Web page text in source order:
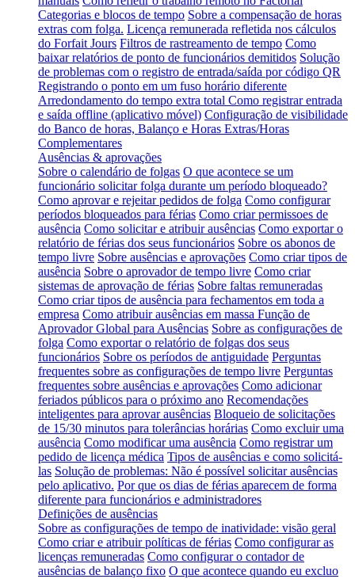
Categorias e blocos de tempo Sobre a compensação de horas
extras com folga. Licença remunerada refletida nos cálculos
do Forfait Jours Filtros de rastreamento de tempo Como
baixar relatórios de ponto de funcionários demitidos Solução
de problemas com o registro de entrada/saída por código QR
Registrando o ponto em um fuso horário diferente
Arredondamento do tempo extra total Como registrar entrada
e saída offline (aplicativo móvel) Configuração de visibilidade
do Banco de horas, Balanço e Horas Extras/Horas
Complementares
Ausências & aprovações
Sobre o calendário de folgas O que acontece se um
funcionário solicitar folga durante um período bloqueado?
Como aprovar e rejeitar pedidos de folga Como configurar
períodos bloqueados para férias Como criar permissoes de
ausência Como solicitar e atribuir ausências Como exportar o
relatório de férias dos seus funcionários Sobre os abonos de
tempo livre Sobre ausências e aprovações Como criar tipos de
ausência Sobre o aprovador de tempo livre Como criar
sistemas de aprovação de férias Sobre faltas remuneradas
Como criar tipos de ausência para fechamentos em toda a
empresa Como atribuir ausências em massa Função de
Aprovador Global para Ausências Sobre as configurações de
folga Como exportar o relatório de folgas dos seus
funcionários Sobre os períodos de antiguidade Perguntas
frequentes sobre as configurações de tempo livre Perguntas
frequentes sobre ausências e aprovações Como adicionar
feriados públicos para o próximo ano Recomendações
inteligentes para aprovar ausências Bloqueio de solicitações
de 15/30 minutos para tolerâncias horárias Como excluir uma
ausência Como modificar uma ausência Como registrar um
pedido de licença médica Tipos de ausências e como solicitá-
las Solução de problemas: Não é possível solicitar ausências
pelo aplicativo. Por que os dias de férias aparecem de forma
diferente para funcionários e administradores
Definições de ausências
Sobre as configurações de tempo de inatividade: visão geral
Como criar e atribuir políticas de férias Como configurar as
licenças remuneradas Como configurar o contador de
ausências de balanço fixo O que acontece quando eu excluo